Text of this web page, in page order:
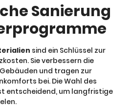
Sanierung
sind ein Schlüssel zur
Sie verbessern die
und tragen zur
bei. Die Wahl des
entscheidend, um langfristige